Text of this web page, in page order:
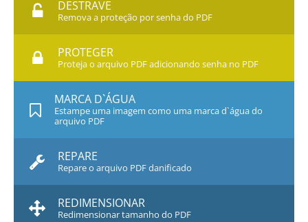
DESTRAVE
Remova a proteção por senha do PDF
PROTEGER
Proteja o arquivo PDF adicionando senha no PDF
MARCA D`ÁGUA
Estampe uma imagem como uma marca d`água do
arquivo PDF
REPARE
Repare o arquivo PDF danificado
REDIMENSIONAR
Redimensionar tamanho do PDF